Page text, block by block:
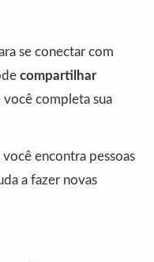
se conectar com
compartilhar
você completa sua
encontra pessoas
a fazer novas